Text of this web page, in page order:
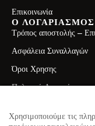
Επικοινωνία
Ο
Τρόπος αποστολής –
Ασφάλεια Συναλλαγών
Όροι Χρησης
Πολιτική Απορρήτου
Χρησιμοποιούμε τις